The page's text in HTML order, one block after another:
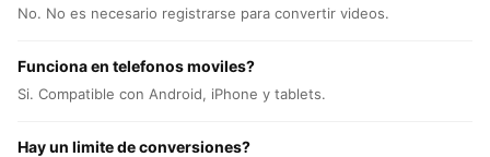
No. No es necesario registrarse para convertir videos.
Funciona en telefonos moviles?
Si. Compatible con Android, iPhone y tablets.
Hay un limite de conversiones?